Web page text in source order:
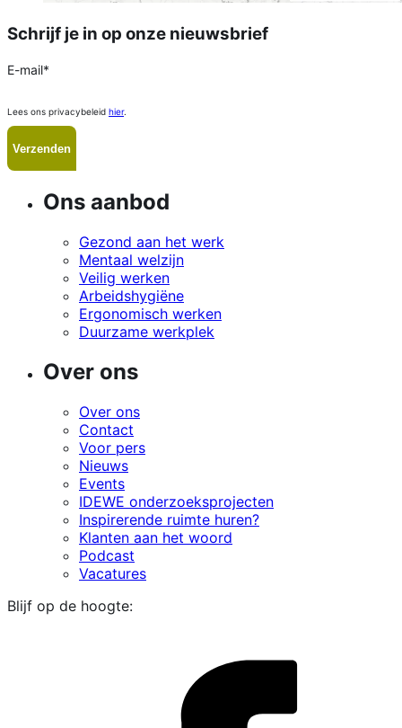
Schrijf je in op onze nieuwsbrief
E-mail*
Lees ons privacybeleid hier.
Ons aanbod
Gezond aan het werk
Mentaal welzijn
Veilig werken
Arbeidshygiëne
Ergonomisch werken
Duurzame werkplek
Over ons
Over ons
Contact
Voor pers
Nieuws
Events
IDEWE onderzoeksprojecten
Inspirerende ruimte huren?
Klanten aan het woord
Podcast
Vacatures
Blijf op de hoogte: